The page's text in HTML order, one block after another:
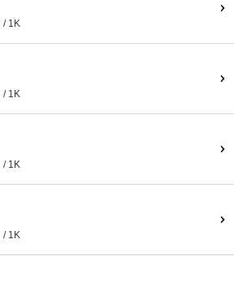
/ 1K
/ 1K
/ 1K
/ 1K